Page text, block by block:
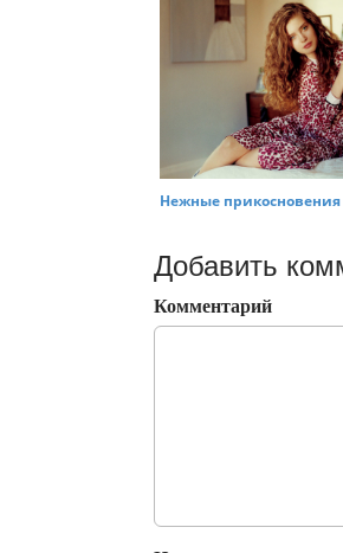
Нежные прикосновения
Добавить
Комментарий